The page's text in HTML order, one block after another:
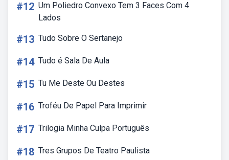
#12 Um Poliedro Convexo Tem 3 Faces Com 4
Lados
#13 Tudo Sobre O Sertanejo
#14 Tudo é Sala De Aula
#15 Tu Me Deste Ou Destes
#16 Troféu De Papel Para Imprimir
#17 Trilogia Minha Culpa Português
#18 Tres Grupos De Teatro Paulista